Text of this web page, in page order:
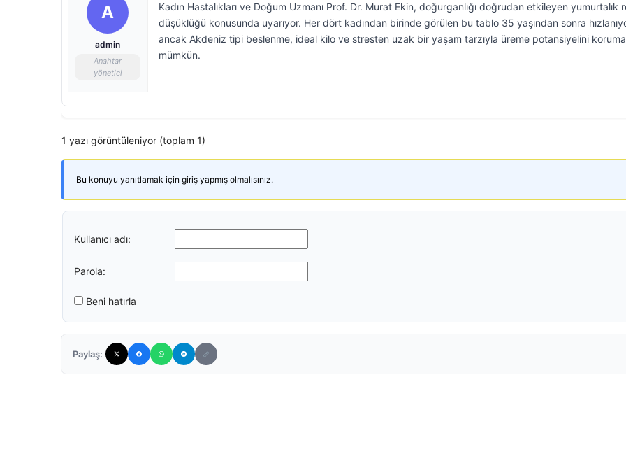
A
admin
Anahtar
yönetici
Kadın Hastalıkları ve Doğum Uzmanı Prof. Dr. Murat Ekin, doğurganlığı doğrudan etkileyen yumurtalık
düşüklüğü konusunda uyarıyor. Her dört kadından birinde görülen bu tablo 35 yaşından sonra
ancak Akdeniz tipi beslenme, ideal kilo ve stresten uzak bir yaşam tarzıyla üreme potansiyelini
mümkün.
1 yazı görüntüleniyor (toplam 1)
Bu konuyu yanıtlamak için giriş yapmış olmalısınız.
Kullanıcı adı:
Parola:
Beni hatırla
Paylaş: